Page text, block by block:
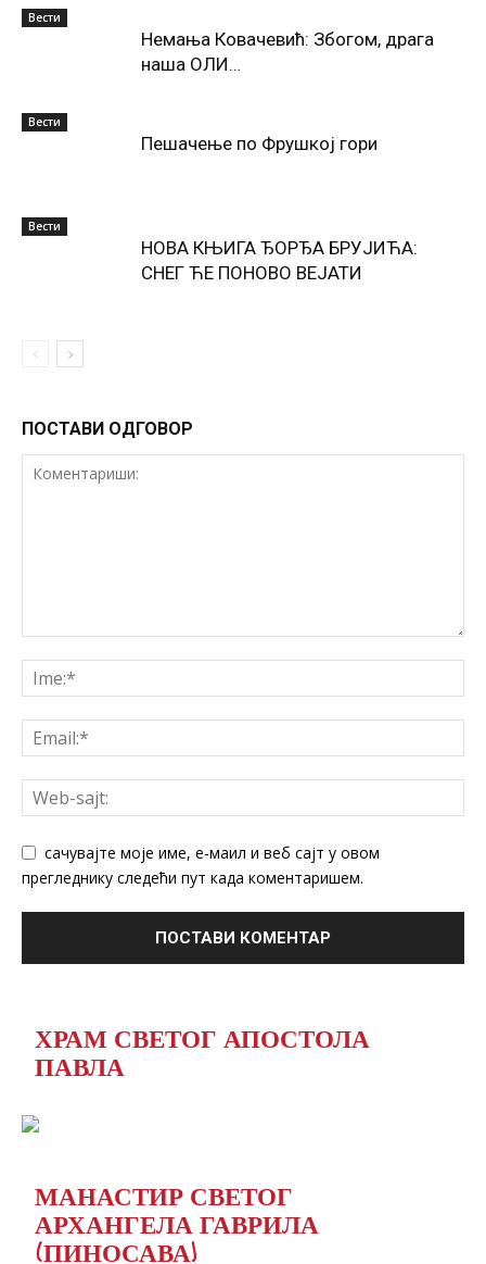
Вести
Немања Ковачевић: Збогом, драга
наша ОЛИ…
Вести
Пешачење по Фрушкој гори
Вести
НОВА КЊИГА ЂОРЂА БРУЈИЋА:
СНЕГ ЋЕ ПОНОВО ВЕЈАТИ
ПОСТАВИ ОДГОВОР
сачувајте моје име, е-маил и веб сајт у овом
прегледнику следећи пут када коментаришем.
ХРАМ СВЕТОГ АПОСТОЛА
ПАВЛА
МАНАСТИР СВЕТОГ
АРХАНГЕЛА ГАВРИЛА
(ПИНОСАВА)